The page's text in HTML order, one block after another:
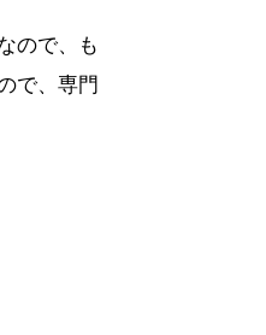
ので、も
で、専門